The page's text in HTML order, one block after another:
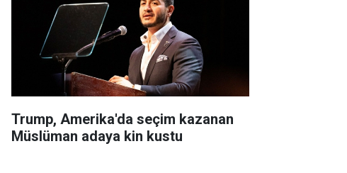
Trump, Amerika'da seçim kazanan
Müslüman adaya kin kustu